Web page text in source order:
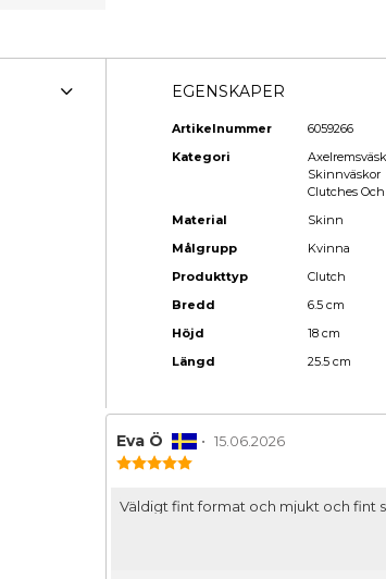
EGENSKAPER
Artikelnummer
6059266
Kategori
Skinnväskor
Clutches
Material
Skinn
Målgrupp
Kvinna
Produkttyp
Clutch
Bredd
6.5 cm
Höjd
18 cm
Längd
25.5 cm
Recensionsförfattare:
Eva Ö • Recensionsdatum:
15.06.2026
5
Recensionstext:
Väldigt fint format och mjukt och fint